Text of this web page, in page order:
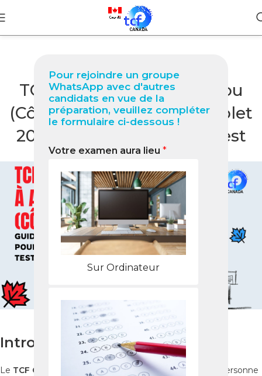
Pour rejoindre un groupe
WhatsApp avec d'autres
candidats en vue de la
préparation, veuillez compléter
le formulaire ci-dessous !
Votre examen aura lieu *
Sur Ordinateur
BLOG
TCF Canada à Abengourou
(Côte d’Ivoire) Guide complet
2026 pour réussir votre test
NabilOn février 16, 2026
Introduction
Le TCF Canada
est devenu indispensable pour toute personne